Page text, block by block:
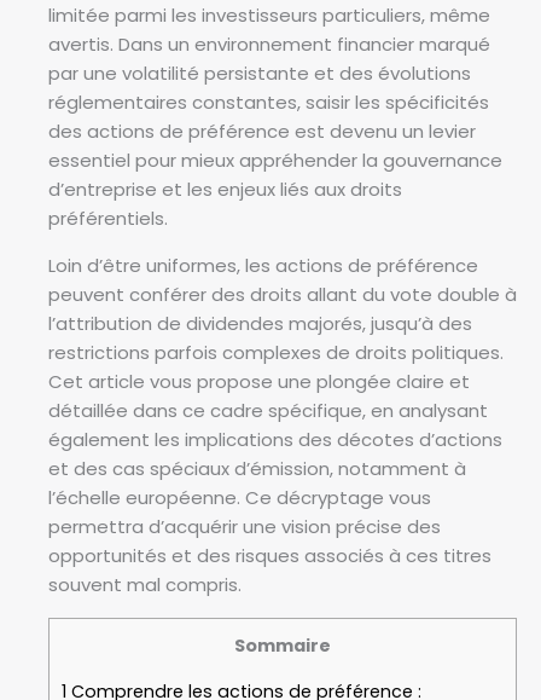
limitée parmi les investisseurs particuliers, même
avertis. Dans un environnement financier marqué
par une volatilité persistante et des évolutions
réglementaires constantes, saisir les spécificités
des actions de préférence est devenu un levier
essentiel pour mieux appréhender la gouvernance
d’entreprise et les enjeux liés aux droits
préférentiels.
Loin d’être uniformes, les actions de préférence
peuvent conférer des droits allant du vote double à
l’attribution de dividendes majorés, jusqu’à des
restrictions parfois complexes de droits politiques.
Cet article vous propose une plongée claire et
détaillée dans ce cadre spécifique, en analysant
également les implications des décotes d’actions
et des cas spéciaux d’émission, notamment à
l’échelle européenne. Ce décryptage vous
permettra d’acquérir une vision précise des
opportunités et des risques associés à ces titres
souvent mal compris.
Sommaire
1 Comprendre les actions de préférence :